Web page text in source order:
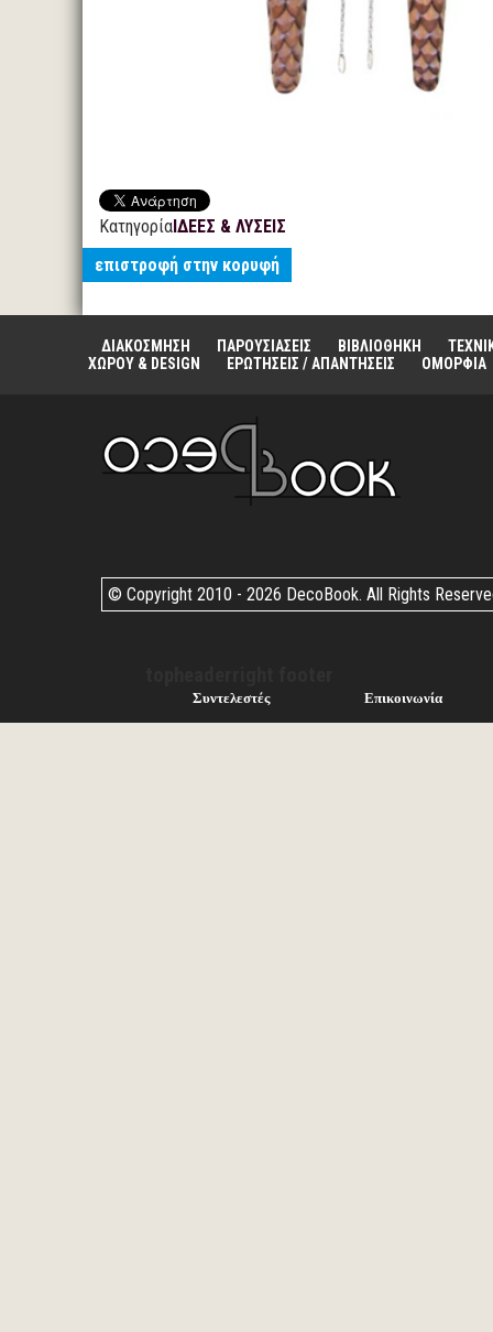
ΚατηγορίαΙΔΕΕΣ & ΛΥΣΕΙΣ
επιστροφή στην κορυφή
ΔΙΑΚΟΣΜΗΣΗ ΠΑΡΟΥΣΙΑΣΕΙΣ ΒΙΒΛΙΟΘΗΚΗ
ΧΩΡΟΥ & DESIGN
ΕΡΩΤΗΣΕΙΣ / ΑΠΑΝΤΗΣΕΙΣ ΟΜΟΡΦΙΑ
© Copyright 2010 - 2026 DecoBook. All Rights
Συντελεστές Επικοινωνία